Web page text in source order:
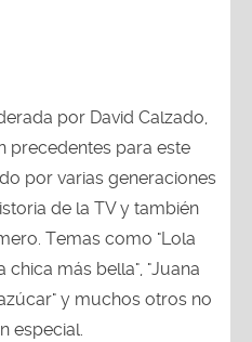
por David Calzado,
precedentes para este
por varias generaciones
de la TV y también
Temas como "Lola
chica más bella", "Juana
y muchos otros no
especial.